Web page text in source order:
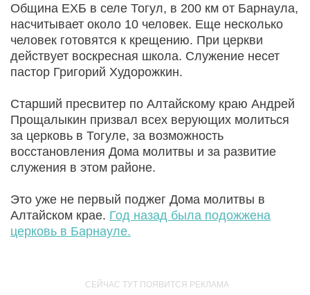
Община ЕХБ в селе Тогул, в 200 км от Барнаула,
насчитывает около 10 человек. Еще несколько
человек готовятся к крещению. При церкви
действует воскресная школа. Служение несет
пастор Григорий Худорожкин.
Старший пресвитер по Алтайскому краю Андрей
Прощалыкин призвал всех верующих молиться
за церковь в Тогуле, за возможность
восстановления Дома молитвы и за развитие
служения в этом районе.
Это уже не первый поджег Дома молитвы в
Алтайском крае. Год назад была подожжена
церковь в Барнауле.